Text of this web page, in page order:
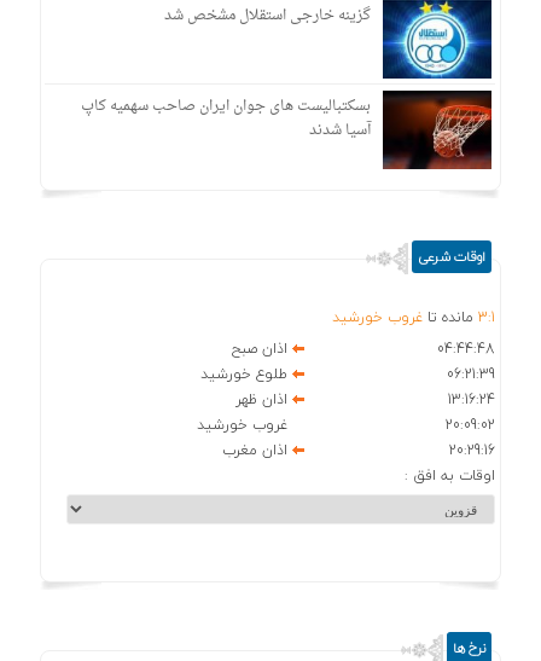
گزینه خارجی استقلال مشخص شد
بسکتبالیست های جوان ایران صاحب سهمیه کاپ
آسیا شدند
اوقات شرعی
3:1 مانده تا غروب خورشید
04:44:48
اذان صبح
06:21:39
طلوع خورشید
13:16:24
اذان ظهر
20:09:02
غروب خورشید
20:29:16
اذان مغرب
اوقات به افق :
نرخ ها